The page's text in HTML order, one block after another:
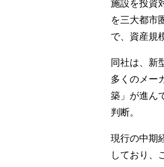
を三大都市
で、資産規
同社は、新
多くのメー
築」が進ん
判断。
現行の中期
しており、